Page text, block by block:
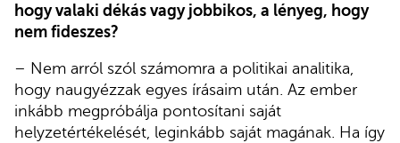
hogy valaki dékás vagy jobbikos, a lényeg, hogy
nem fideszes?
– Nem arról szól számomra a politikai analitika,
hogy naugyézzak egyes írásaim után. Az ember
inkább megpróbálja pontosítani saját
helyzetértékelését, leginkább saját magának. Ha így